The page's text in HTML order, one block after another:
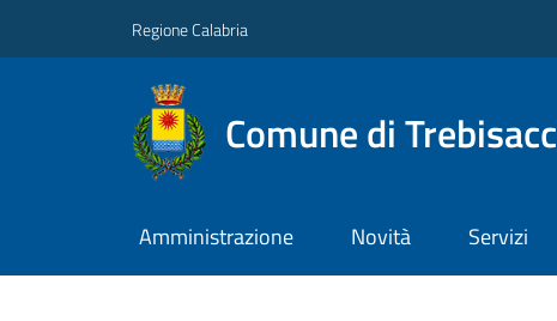
Regione Calabria
Comune di
Amministrazione Novità Servizi